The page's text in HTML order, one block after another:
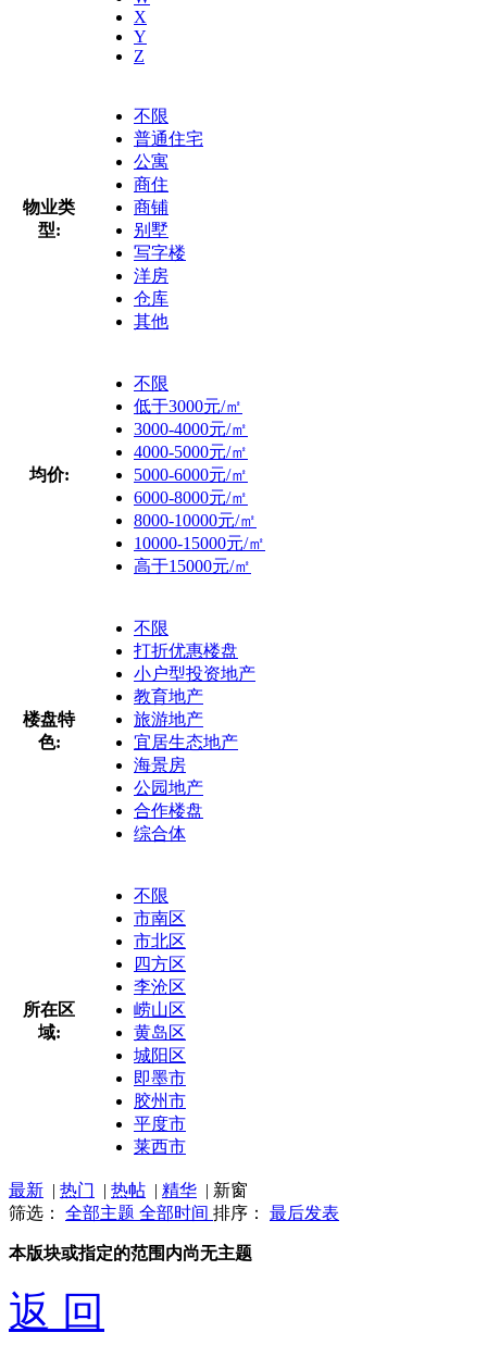
X
Y
Z
物业类
型:
不限
普通住宅
公寓
商住
商铺
别墅
写字楼
洋房
仓库
其他
均价:
不限
低于3000元/㎡
3000-4000元/㎡
4000-5000元/㎡
5000-6000元/㎡
6000-8000元/㎡
8000-10000元/㎡
10000-15000元/㎡
高于15000元/㎡
楼盘特
色:
不限
打折优惠楼盘
小户型投资地产
教育地产
旅游地产
宜居生态地产
海景房
公园地产
合作楼盘
综合体
所在区
域:
不限
市南区
市北区
四方区
李沧区
崂山区
黄岛区
城阳区
即墨市
胶州市
平度市
莱西市
最新 | 热门 | 热帖 | 精华 | 新窗
筛选： 全部主题 全部时间 排序： 最后发表
本版块或指定的范围内尚无主题
返 回